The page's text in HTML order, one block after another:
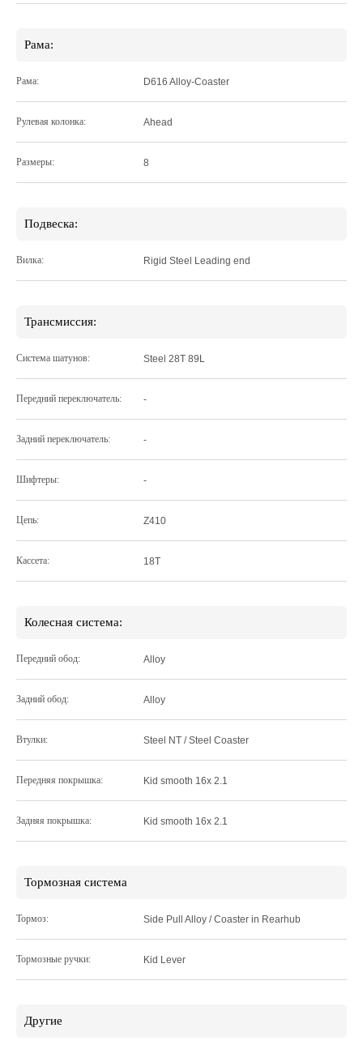
Рама:
Рама: D616 Alloy-Coaster
Рулевая колонка: Ahead
Размеры: 8
Подвеска:
Вилка: Rigid Steel Leading end
Трансмиссия:
Система шатунов: Steel 28T 89L
Передний переключатель: -
Задний переключатель: -
Шифтеры: -
Цепь: Z410
Кассета: 18T
Колесная система:
Передний обод: Alloy
Задний обод: Alloy
Втулки: Steel NT / Steel Coaster
Передняя покрышка: Kid smooth 16х 2.1
Задняя покрышка: Kid smooth 16х 2.1
Тормозная система
Тормоз: Side Pull Alloy / Coaster in Rearhub
Тормозные ручки: Kid Lever
Другие